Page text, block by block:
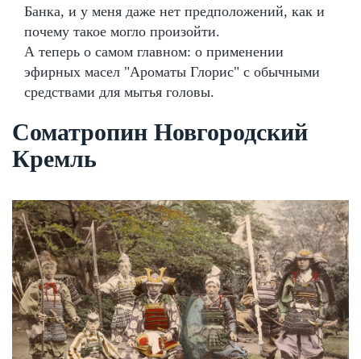
Банка, и у меня даже нет предположений, как и
почему такое могло произойти.
А теперь о самом главном: о применении
эфирных масел "Ароматы Глорис" с обычными
средствами для мытья головы.
Cоматропин Новгородский
Кремль